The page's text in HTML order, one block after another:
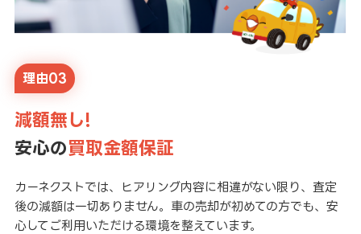
理由03
減額無し!
安心の買取金額保証
カーネクストでは、ヒアリング内容に相違がない限り、査定
後の減額は一切ありません。車の売却が初めての方でも、安
心してご利用いただける環境を整えています。